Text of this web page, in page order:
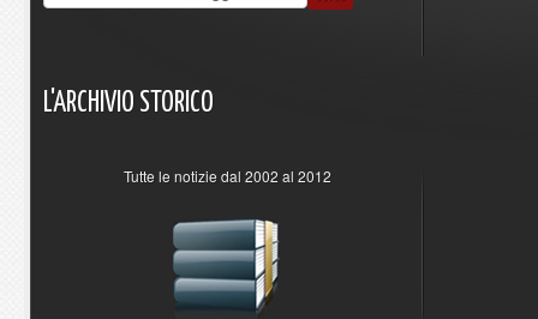
L'ARCHIVIO STORICO
Tutte le notizie dal 2002 al 2012